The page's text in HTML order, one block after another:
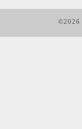
©2026